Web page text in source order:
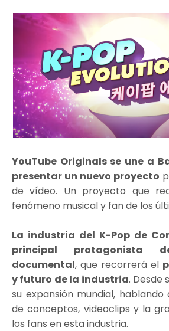
YouTube Originals se une a
presentar un nuevo proyecto
de vídeo. Un proyecto que
fenómeno musical y fan de los
La industria del K-Pop de
principal protagonista
documental, que recorrerá el
y futuro de la industria. Desde
su expansión mundial,
de conceptos, videoclips y la
los fans en esta industria.